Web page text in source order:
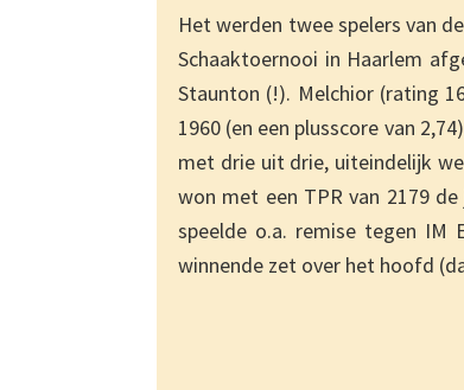
Het werden twee spelers van
Schaaktoernooi in Haarlem
Staunton (!). Melchior (rating
1960 (en een plusscore van
met drie uit drie, uiteindelijk
won met een TPR van 2179
speelde o.a. remise tegen IM
winnende zet over het hoofd